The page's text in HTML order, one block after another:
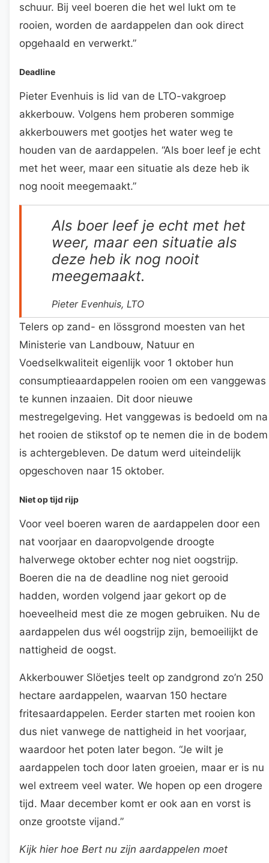
schuur. Bij veel boeren die het wel lukt om te
rooien, worden de aardappelen dan ook direct
opgehaald en verwerkt.”
Deadline
Pieter Evenhuis is lid van de LTO-vakgroep
akkerbouw. Volgens hem proberen sommige
akkerbouwers met gootjes het water weg te
houden van de aardappelen. “Als boer leef je echt
met het weer, maar een situatie als deze heb ik
nog nooit meegemaakt.”
Als boer leef je echt met het
weer, maar een situatie als
deze heb ik nog nooit
meegemaakt.
Pieter Evenhuis, LTO
Telers op zand- en lössgrond moesten van het
Ministerie van Landbouw, Natuur en
Voedselkwaliteit eigenlijk voor 1 oktober hun
consumptieaardappelen rooien om een vanggewas
te kunnen inzaaien. Dit door nieuwe
mestregelgeving. Het vanggewas is bedoeld om na
het rooien de stikstof op te nemen die in de bodem
is achtergebleven. De datum werd uiteindelijk
opgeschoven naar 15 oktober.
Niet op tijd rijp
Voor veel boeren waren de aardappelen door een
nat voorjaar en daaropvolgende droogte
halverwege oktober echter nog niet oogstrijp.
Boeren die na de deadline nog niet gerooid
hadden, worden volgend jaar gekort op de
hoeveelheid mest die ze mogen gebruiken. Nu de
aardappelen dus wél oogstrijp zijn, bemoeilijkt de
nattigheid de oogst.
Akkerbouwer Slöetjes teelt op zandgrond zo’n 250
hectare aardappelen, waarvan 150 hectare
fritesaardappelen. Eerder starten met rooien kon
dus niet vanwege de nattigheid in het voorjaar,
waardoor het poten later begon. “Je wilt je
aardappelen toch door laten groeien, maar er is nu
wel extreem veel water. We hopen op een drogere
tijd. Maar december komt er ook aan en vorst is
onze grootste vijand.”
Kijk hier hoe Bert nu zijn aardappelen moet